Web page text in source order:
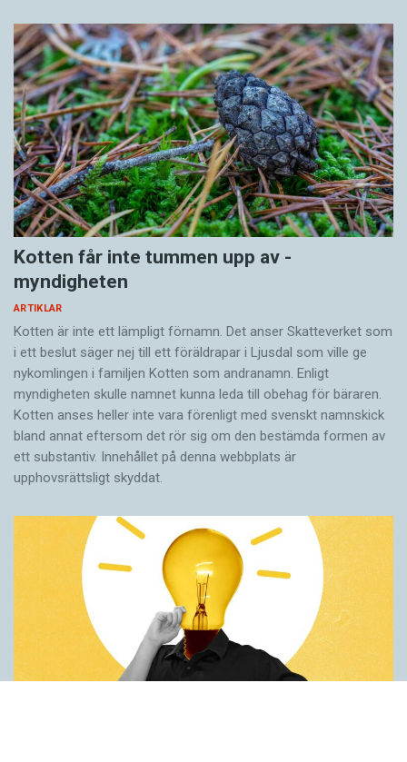
Kotten får inte tummen upp av ­
myndigheten
ARTIKLAR
Kotten är inte ett lämpligt förnamn. Det anser Skatte­verket som
i ett beslut säger nej till ett föräldra­par i Ljusdal som ville ge
nykomlingen i familjen Kotten som andranamn. Enligt
myndigheten skulle namnet kunna leda till obehag för bäraren.
Kotten anses heller inte vara förenligt med svenskt namnskick
bland annat eftersom det rör sig om den bestämda formen av
ett substantiv. Innehållet på denna webbplats är
upphovsrättsligt skyddat.